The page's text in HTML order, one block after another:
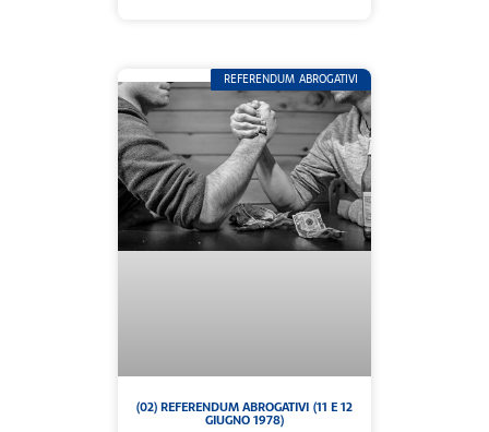
REFERENDUM ABROGATIVI
(02) REFERENDUM ABROGATIVI (11 E 12
GIUGNO 1978)